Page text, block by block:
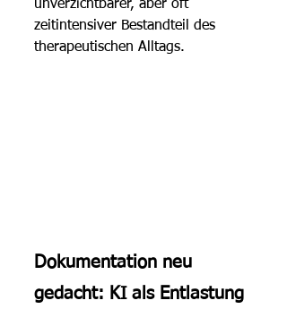
unverzichtbarer, aber oft
zeitintensiver Bestandteil des
therapeutischen Alltags.
Dokumentation neu
gedacht: KI als Entlastung